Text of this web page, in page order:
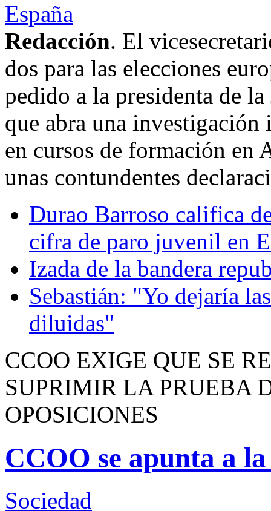
España
Redacción. El
dos para las elecciones
pedido a la presidenta de
que abra una investigación
en cursos de formación en
unas contundentes
Durao Barroso califica
cifra de paro juvenil en
Izada de la bandera
Sebastián: "Yo dejaría
diluidas"
CCOO EXIGE QUE SE
SUPRIMIR LA PRUEBA
OPOSICIONES
CCOO se apunta a
Sociedad